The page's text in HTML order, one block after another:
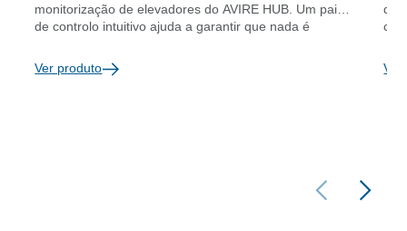
monitorização de elevadores do AVIRE HUB. Um painel
de controlo intuitivo ajuda a garantir que nada é
de chamadas de teste proporcionam uma
rastreabilidade completa para auditorias. O AVIRE HUB
Ver produto Ver